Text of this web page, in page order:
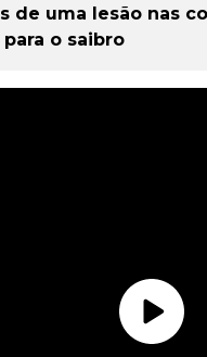
de uma lesão nas
o saibro